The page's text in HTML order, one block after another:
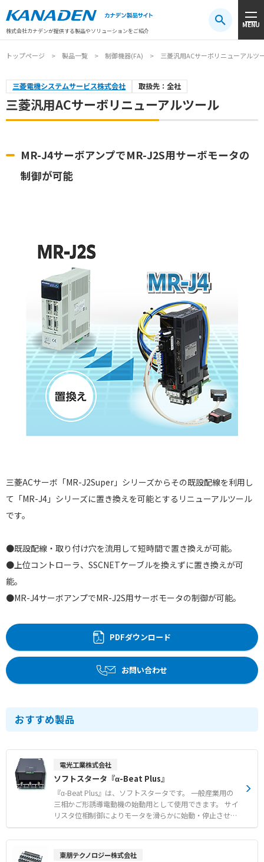
株式会社カナデンが提供する製品やソリューションをご紹介
MENU
注目キーワード#振動センサ#AGV #防爆#アシストスーツ
トップページ 製品一覧 制御機器(FA) 三菱汎用ACサーボリニューアルツ
三菱電機システムサービス株式会社 取扱先：全社
三菱汎用ACサーボリニューアルツール
MR-J4サーボアンプでMR-J2S用サーボモータの
制御が可能
三菱ACサーボ「MR-J2Super」シリーズからその既設配線を利用し
て「MR-J4」シリーズに置き換えを可能とするリニューアルツール
です。
●既設配線・取り付け穴を流用して短時間で置き換えが可能。
●上位コントローラ、SSCNETケーブルを換えずに置き換えが可
能。
●MR-J4サーボアンプでMR-J2S用サーボモータの制御が可能。
PDFダウンロード
お問い合わせ
おすすめ製品
電光工業株式会社
ソフトスタータ『α-Beat Plus』
『α-Beat Plus』は、ソフトスタータです。 一般産業用の
三相かご形誘導電動機の始動用として使用できます。 サイ
リスタ位相制御によりモータを滑らかに始動・停止させ、
機械側への衝撃や電源側の突入電流を抑制します。 指1本
で初期印加電圧や始動時間、キックスタート、ソフトスト
東朋テクノロジー株式会社